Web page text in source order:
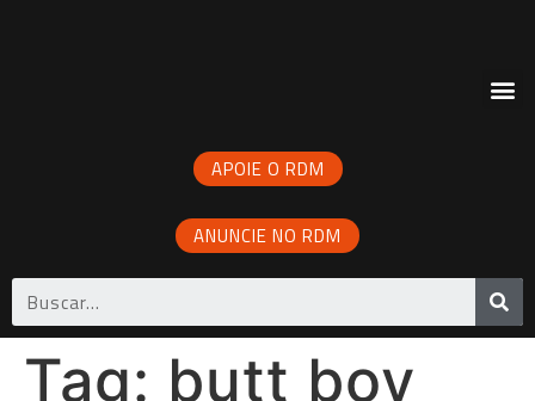
APOIE O RDM
ANUNCIE NO RDM
Tag: butt boy